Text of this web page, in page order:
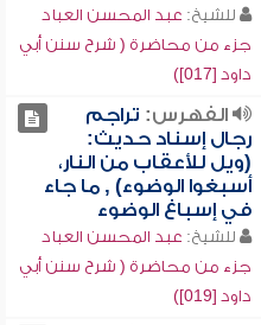
للشيخ: عبد المحسن العباد
جزء من محاضرة ( شرح سنن أبي
داود [017])
الفهرس: تراجم
رجال إسناد حديث:
(ويل للأعقاب من النار،
أسبغوا الوضوء) , ما جاء
في إسباغ الوضوء
للشيخ: عبد المحسن العباد
جزء من محاضرة ( شرح سنن أبي
داود [019])